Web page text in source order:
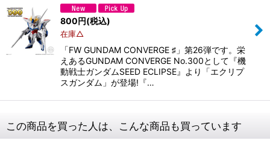
800円(税込)
在庫△
「FW GUNDAM CONVERGE ♯」第26弾です。 栄
えあるGUNDAM CONVERGE No.300として『機
動戦士ガンダムSEED ECLIPSE』より「エクリプ
スガンダム」が登場! 『…
この商品を買った人は、こんな商品も買っています